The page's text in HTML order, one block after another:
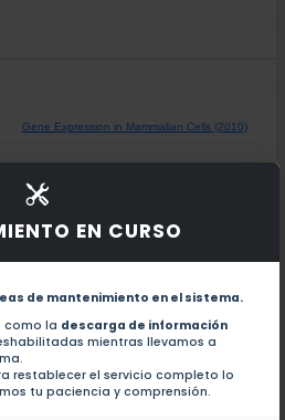
EN CURSO
de mantenimiento en el sistema.
como la descarga de información
mientras llevamos a
restablecer el servicio completo lo
tu paciencia y comprensión.
Gene Expression in Mammalian Cells (2010)
YY1 and GATA-1 interaction modulate the chicken